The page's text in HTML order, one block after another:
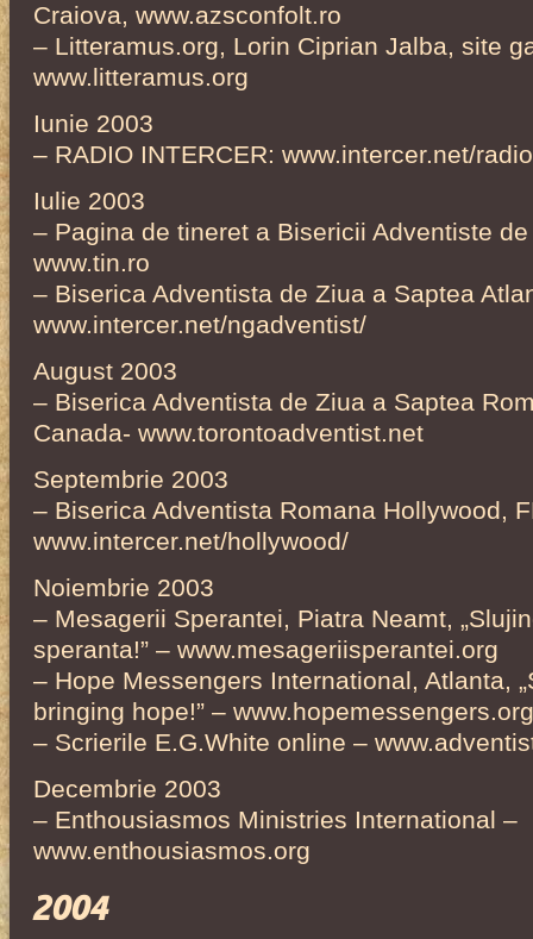
Craiova, www.azsconfolt.ro
– Litteramus.org, Lorin Ciprian Jalba, site
www.litteramus.org
Iunie 2003
– RADIO INTERCER: www.intercer.net/radio
Iulie 2003
– Pagina de tineret a Bisericii Adventiste
www.tin.ro
– Biserica Adventista de Ziua a Saptea
www.intercer.net/ngadventist/
August 2003
– Biserica Adventista de Ziua a Saptea
Canada- www.torontoadventist.net
Septembrie 2003
– Biserica Adventista Romana Hollywood,
www.intercer.net/hollywood/
Noiembrie 2003
– Mesagerii Sperantei, Piatra Neamt,
speranta!” – www.mesageriisperantei.org
– Hope Messengers International, Atlanta,
bringing hope!” – www.hopemessengers.org
– Scrierile E.G.White online –
Decembrie 2003
– Enthousiasmos Ministries International –
www.enthousiasmos.org
2004